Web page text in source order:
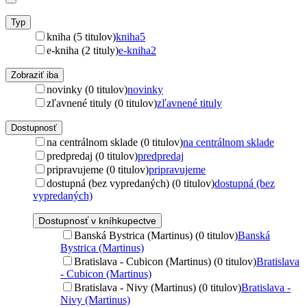
Typ
kniha (5 titulov)kniha5
e-kniha (2 tituly)e-kniha2
Zobraziť iba
novinky (0 titulov)novinky
zľavnené tituly (0 titulov)zľavnené tituly
Dostupnosť
na centrálnom sklade (0 titulov)na centrálnom sklade
predpredaj (0 titulov)predpredaj
pripravujeme (0 titulov)pripravujeme
dostupná (bez vypredaných) (0 titulov)dostupná (bez
vypredaných)
Dostupnosť v kníhkupectve
Banská Bystrica (Martinus) (0 titulov)Banská
Bystrica (Martinus)
Bratislava - Cubicon (Martinus) (0 titulov)Bratislava
- Cubicon (Martinus)
Bratislava - Nivy (Martinus) (0 titulov)Bratislava -
Nivy (Martinus)